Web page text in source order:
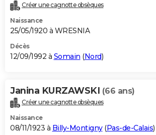
Créer une cagnotte obsèques
Naissance
25/05/1920 à WRESNIA
Décès
12/09/1992 à Somain (Nord)
Janina KURZAWSKI (66 ans)
Créer une cagnotte obsèques
Naissance
08/11/1923 à Billy-Montigny(Pas-de-Calais)